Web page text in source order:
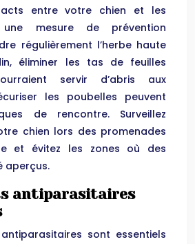
entre votre chien et les
mesure de prévention
régulièrement l’herbe haute
éliminer les tas de feuilles
servir d’abris aux
les poubelles peuvent
de rencontre. Surveillez
chien lors des promenades
et évitez les zones où des
aperçus.
antiparasitaires
sont essentiels